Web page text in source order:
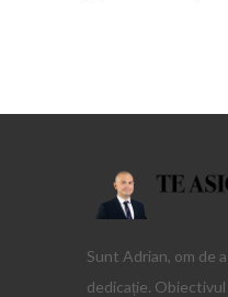
Sunt Adrian, om de
dedicație.